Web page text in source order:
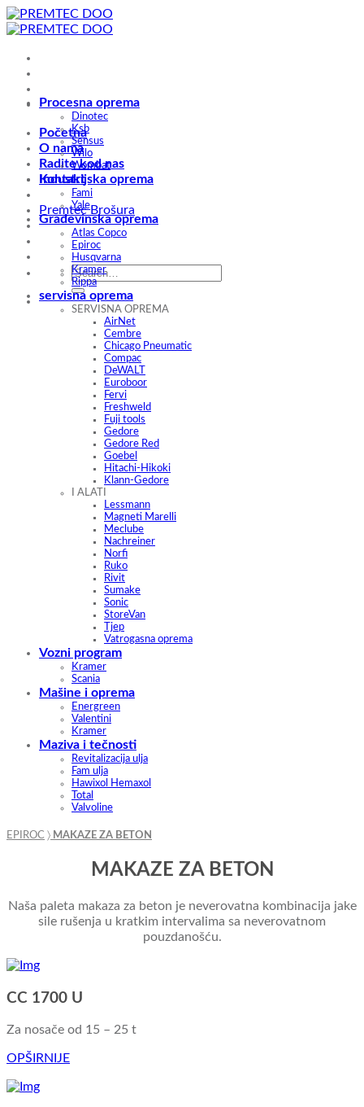
Skip
to
Početna
O nama
Radite kod nas
Kontakt
Premtec Brošura
Procesna oprema
Dinotec
Ksb
Sensus
Wilo
Wombat
Industrijska oprema
Fami
Yale
Građevinska oprema
Atlas Copco
Epiroc
Husqvarna
Kramer
Rippa
servisna oprema
SERVISNA OPREMA
AirNet
Cembre
Chicago Pneumatic
Compac
DeWALT
Euroboor
Fervi
Freshweld
Fuji tools
Gedore
Gedore Red
Goebel
Hitachi-Hikoki
Klann-Gedore
I ALATI
Lessmann
Magneti Marelli
Meclube
Nachreiner
Norfi
Ruko
Rivit
Sumake
Sonic
StoreVan
Tjep
Vatrogasna oprema
Vozni program
Kramer
Scania
Mašine i oprema
Energreen
Valentini
Kramer
Maziva i tečnosti
Revitalizacija ulja
Fam ulja
Hawixol Hemaxol
Total
Valvoline
EPIROC 〉 MAKAZE ZA BETON
MAKAZE ZA BETON
Naša paleta makaza za beton je neverovatna kombinacija jake
sile rušenja u kratkim intervalima sa neverovatnom
pouzdanošću.
CC 1700 U
Za nosače od 15 – 25 t
OPŠIRNIJE